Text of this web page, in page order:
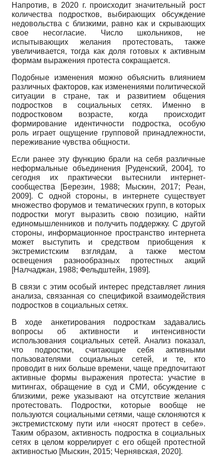
Напротив, в 2020 г. происходит значительный рост
количества подростков, выбирающих обсуждение
недовольства с близкими, равно как и скрывающих
свое несогласие. Число школьников, не
испытывающих желания протестовать, также
увеличивается, тогда как доля готовых к активным
формам выражения протеста сокращается.
Подобные изменения можно объяснить влиянием
различных факторов, как изменениями политической
ситуации в стране, так и развитием общения
подростков в социальных сетях. Именно в
подростковом возрасте, когда происходит
формирование идентичности подростка, особую
роль играет ощущение групповой принадлежности,
переживание чувства общности.
Если ранее эту функцию брали на себя различные
неформальные объединения
[Руденский, 2004], то
сегодня их практически вытеснили интернет-
сообщества
[Березин, 1988; Мыскин, 2017;
Реан,
2009]. С одной стороны, в интернете существует
множество форумов и тематических групп, в которых
подростки могут выразить свою позицию, найти
единомышленников и получить поддержку. С другой
стороны, информационное пространство интернета
может выступить и средством приобщения к
экстремистским взглядам, а также местом
освещения разнообразных протестных акций
[Налчаджан, 1988; Фельдштейн, 1989].
В связи с этим особый интерес представляет линия
анализа, связанная со спецификой взаимодействия
подростков в социальных сетях.
В ходе анкетирования подросткам задавались
вопросы об активности и интенсивности
использования социальных сетей. Анализ показал,
что подростки, считающие себя активными
пользователями социальных сетей, и те, кто
проводит в них больше времени, чаще предпочитают
активные формы выражения протеста: участие в
митингах, обращение в суд и СМИ, обсуждение с
близкими, реже указывают на отсутствие желания
протестовать. Подростки, которые вообще не
пользуются социальными сетями, чаще склоняются к
экстремистскому пути или «носят протест в себе».
Таким образом, активность подростка в социальных
сетях в целом коррелирует с его общей протестной
активностью [Мыскин, 2015; Чернявская, 2020].